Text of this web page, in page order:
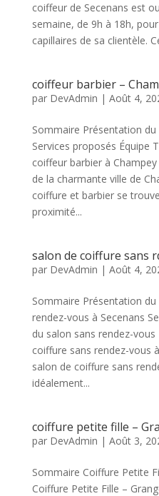
coiffeur de Secenans est
semaine, de 9h à 18h,
capillaires de sa clientèle.
coiffeur barbier –
par DevAdmin | Août 4,
Sommaire Présentation
Services proposés Équipe
coiffeur barbier à
de la charmante ville de
coiffure et barbier se
proximité...
salon de coiffure sans
par DevAdmin | Août 4,
Sommaire Présentation
rendez-vous à Secenans
du salon sans rendez-
coiffure sans rendez-vous
salon de coiffure sans
idéalement...
coiffure petite fille –
par DevAdmin | Août 3,
Sommaire Coiffure Petite
Coiffure Petite Fille –